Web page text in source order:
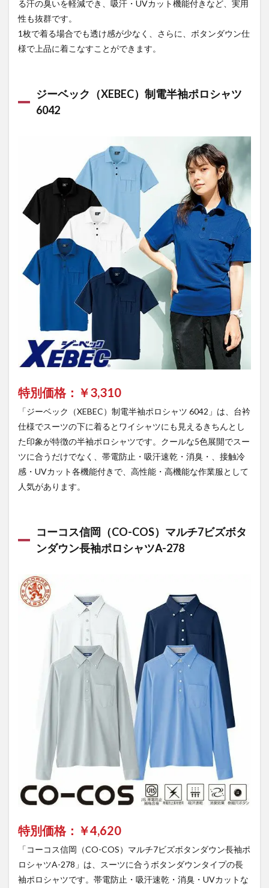
る汗の臭いを軽減でき、吸汗・UVカット機能付きなど、実用
性も抜群です。
1枚で着る場合でも透け感が少なく、さらに、ボタンダウン仕
様で上品に着こなすことができます。
ジーベック（XEBEC）制電半袖ポロシャツ
6042
特別価格：￥3,310
「ジーベック（XEBEC）制電半袖ポロシャツ 6042」は、台衿
仕様でスーツの下に着るとワイシャツにも見えるきちんとし
た印象が特徴の半袖ポロシャツです。クールな5色展開でスー
ツに合うだけでなく、帯電防止・吸汗速乾・消臭・、接触冷
感・UVカット各機能付きで、高性能・高機能な作業服として
人気があります。
コーコス信岡（CO-COS）マルチ7ビズボタ
ンダウン長袖ポロシャツA-278
特別価格：￥4,620
「コーコス信岡（CO-COS）マルチ7ビズボタンダウン長袖ポ
ロシャツA-278」は、スーツに合うボタンダウンタイプの長
袖ポロシャツです。帯電防止・吸汗速乾・消臭・UVカットな